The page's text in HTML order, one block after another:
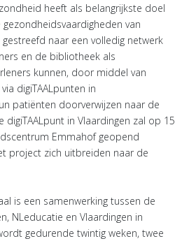
heeft als belangrijkste doel
van
naar een volledig netwerk
en de bibliotheek als
kunnen, door middel van
digiTAALpunten in
patiënten doorverwijzen naar de
in Vlaardingen zal op 15
Emmahof geopend
project zich uitbreiden naar de
is een samenwerking tussen de
NLeducatie en Vlaardingen in
gedurende twintig weken, twee